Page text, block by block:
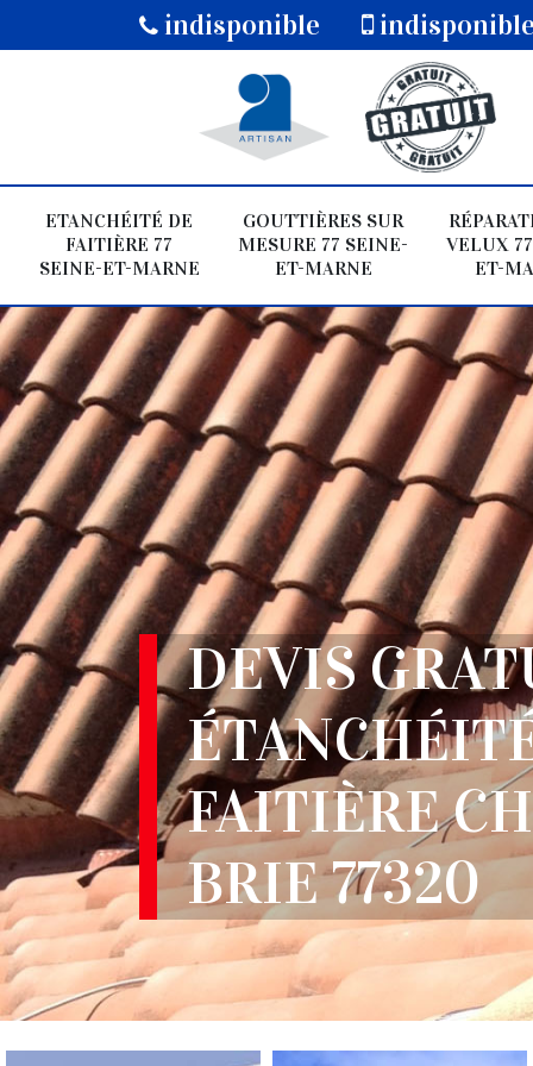
indisponible indisponible
ETANCHÉITÉ DE
FAITIÈRE 77
SEINE-ET-MARNE
GOUTTIÈRES SUR
MESURE 77 SEINE-
ET-MARNE
VELUX
ET-
DEVIS
FAITIÈRE
BRIE 77320